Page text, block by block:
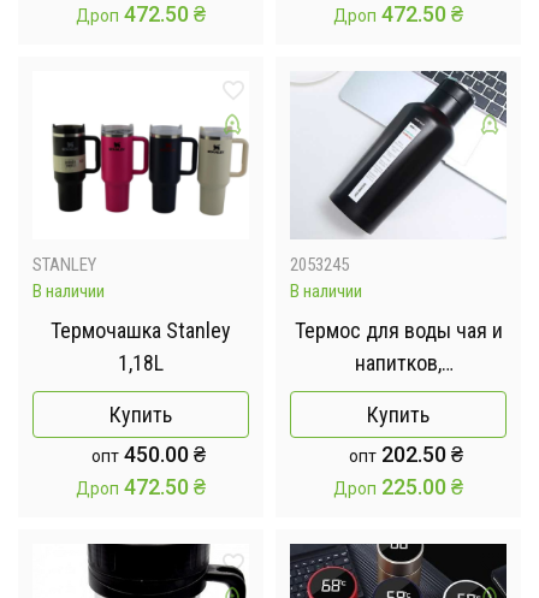
Дроп 472.50₴ Дроп 472.50₴
STANLEY
В наличии
Термочашка Stanley
1,18L
Купить
опт 450.00₴
Дроп 472.50₴
2053245
В наличии
Термос для воды чая и
напитков,
нержавеющая сталь
Vacuum cup AND XL-897
Купить
опт 202.50₴
Дроп 225.00₴